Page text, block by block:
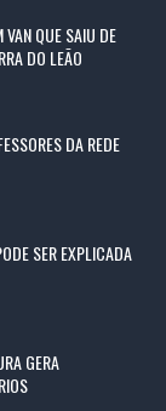
QUE SAIU DE
DO LEÃO
DA REDE
SER EXPLICADA
GERA